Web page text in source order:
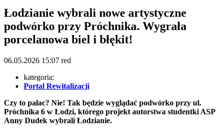
Łodzianie wybrali nowe artystyczne
podwórko przy Próchnika. Wygrała
porcelanowa biel i błękit!
06.05.2026 15:07 red
kategoria:
Portal Rewitalizacji
Czy to pałac? Nie! Tak będzie wyglądać podwórko przy ul.
Próchnika 6 w Łodzi, którego projekt autorstwa studentki ASP
Anny Dudek wybrali Łodzianie.